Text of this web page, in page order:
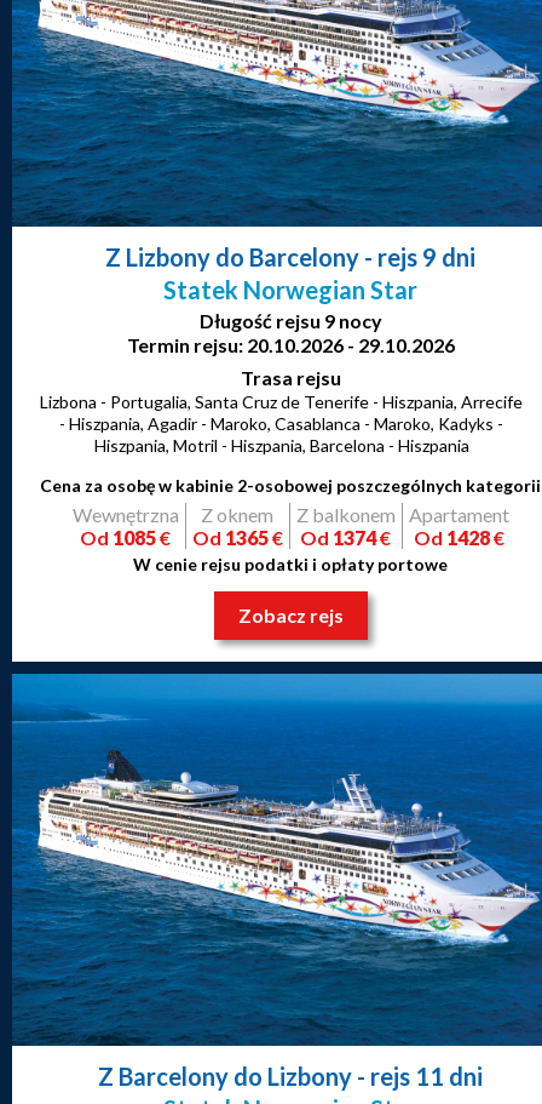
Z Lizbony do Barcelony - rejs 9 dni
Statek Norwegian Star
Długość rejsu 9 nocy
Termin rejsu: 20.10.2026 - 29.10.2026
Trasa rejsu
Lizbona - Portugalia, Santa Cruz de Tenerife - Hiszpania, Arrecife
- Hiszpania, Agadir - Maroko, Casablanca - Maroko, Kadyks -
Hiszpania, Motril - Hiszpania, Barcelona - Hiszpania
Cena za osobę w kabinie 2-osobowej poszczególnych kategorii
Wewnętrzna
Od 1085€
Z oknem
Od 1365€
Z balkonem
Od 1374€
Apartament
Od 1428€
W cenie rejsu podatki i opłaty portowe
Zobacz rejs
Z Barcelony do Lizbony - rejs 11 dni